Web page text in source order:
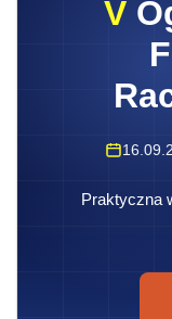
V
Praktyczna